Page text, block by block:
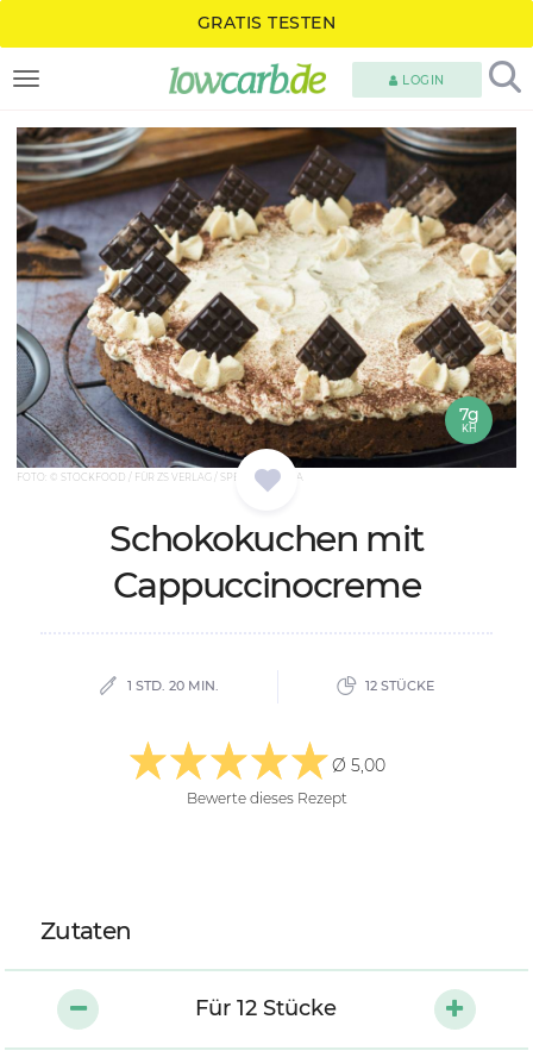
GRATIS TESTEN
TOGGLE NAVIGATION LOGIN
FOTO: © STOCKFOOD / FÜR ZS VERLAG / SPECK, SABRINA
7g
KH
Scho­ko­ku­chen mit
Cappuc­ci­no­cre­me
1 STD. 20 MIN. 12 STÜCKE
Ø 5,00
Bewerte dieses Rezept
Zutaten
Für12 Stücke